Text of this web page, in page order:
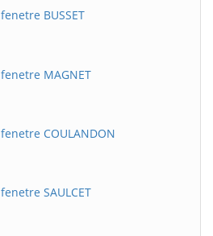
BUSSET
MAGNET
COULANDON
SAULCET